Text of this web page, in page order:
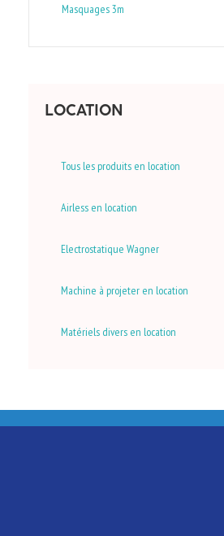
Masquages 3m
LOCATION
Tous les produits en location
Airless en location
Electrostatique Wagner
Machine à projeter en location
Matériels divers en location